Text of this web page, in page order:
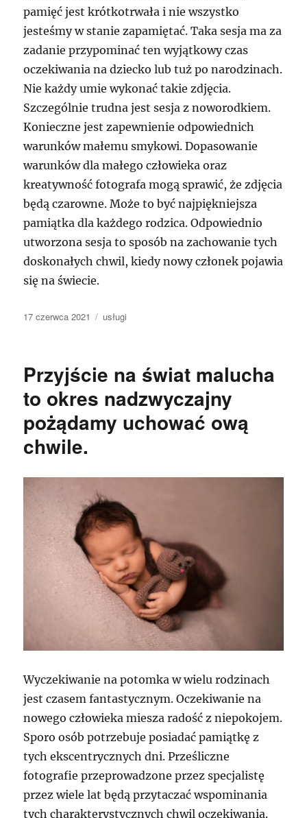
pamięć jest krótkotrwała i nie wszystko
jesteśmy w stanie zapamiętać. Taka sesja ma za
zadanie przypominać ten wyjątkowy czas
oczekiwania na dziecko lub tuż po narodzinach.
Nie każdy umie wykonać takie zdjęcia.
Szczególnie trudna jest sesja z noworodkiem.
Konieczne jest zapewnienie odpowiednich
warunków małemu smykowi. Dopasowanie
warunków dla małego człowieka oraz
kreatywność fotografa mogą sprawić, że zdjęcia
będą czarowne. Może to być najpiękniejsza
pamiątka dla każdego rodzica. Odpowiednio
utworzona sesja to sposób na zachowanie tych
doskonałych chwil, kiedy nowy członek pojawia
się na świecie.
Data
17 czerwca 2021 Kategorie
usługi
Przyjście na świat malucha
to okres nadzwyczajny
pożądamy uchować ową
chwile.
Wyczekiwanie na potomka w wielu rodzinach
jest czasem fantastycznym. Oczekiwanie na
nowego człowieka miesza radość z niepokojem.
Sporo osób potrzebuje posiadać pamiątkę z
tych ekscentrycznych dni. Prześliczne
fotografie przeprowadzone przez specjalistę
przez wiele lat będą przytaczać wspominania
tych charakterystycznych chwil oczekiwania.